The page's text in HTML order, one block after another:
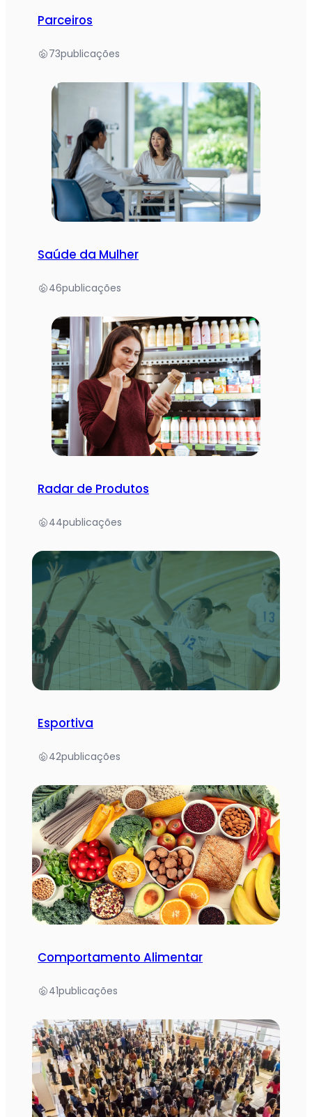
Parceiros
73publicações
Saúde da Mulher
46publicações
Radar de Produtos
44publicações
Esportiva
42publicações
Comportamento Alimentar
41publicações